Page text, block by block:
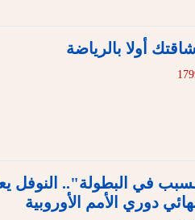
أولا بالرياضة
في البطولة".. النوفل
دوري الأمم الأوروبية